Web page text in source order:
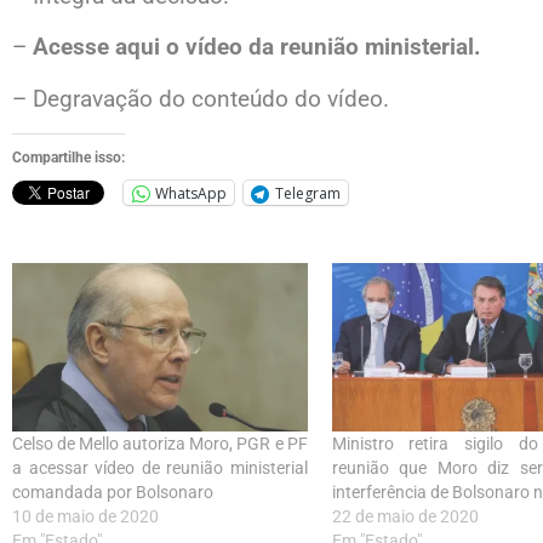
– Acesse aqui o vídeo da reunião ministerial.
– Degravação do conteúdo do vídeo.
Compartilhe isso:
WhatsApp Telegram
Celso de Mello autoriza Moro, PGR e PF
a acessar vídeo de reunião ministerial
comandada por Bolsonaro
10 de maio de 2020
Ministro retira sigilo
reunião que Moro diz
interferência de Bolsonaro
22 de maio de 2020